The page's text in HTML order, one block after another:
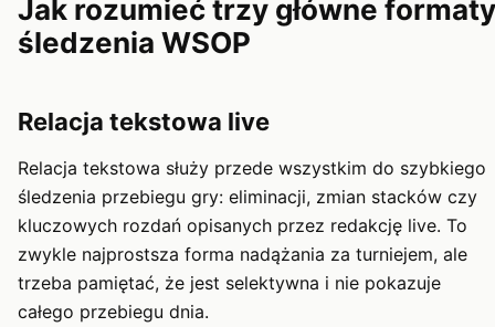
Jak rozumieć trzy główne formaty
śledzenia WSOP
Relacja tekstowa live
Relacja tekstowa służy przede wszystkim do szybkiego
śledzenia przebiegu gry: eliminacji, zmian stacków czy
kluczowych rozdań opisanych przez redakcję live. To
zwykle najprostsza forma nadążania za turniejem, ale
trzeba pamiętać, że jest selektywna i nie pokazuje
całego przebiegu dnia.